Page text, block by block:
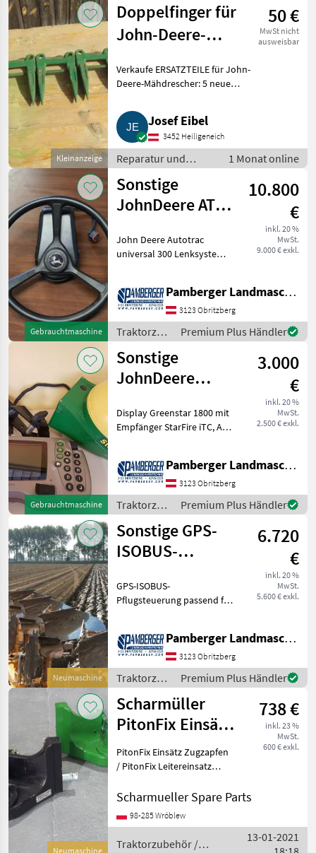
Kleinanzeige
Doppelfinger für
John-Deere-
50 €
MwSt nicht
ausweisbar
Verkaufe ERSATZTEILE für John-
Deere-Mähdrescher: 5 neue
Ersatzteil-Nummer Z11228.
Gesamtpreis € 50. Zusendung
möglich, zuzüglich Versand
Josef Eibel
3452 Heiligeneich
Reparatur und
Ersatzteile /
Sonstige Reparatur
und Ersatzteile
1 Monat online
Gebrauchtmaschine
Sonstige
JohnDeere ATU
6000
10.800
€
inkl. 20 %
MwSt.
9.000 € exkl.
John Deere Autotrac
universal 300 Lenksystem,
Signalgenauigkeit, John
Deere 4640 Monitor (26 cm
Bildschirmgrösse), A
Pamberger Landmaschinentechnik GmbH
3123 Obritzberg
Traktorzubehör
/ Sonstige
Premium Plus Händler
Gebrauchtmaschine
Sonstige
JohnDeere
mit StarFire iTC
3.000
€
inkl. 20 %
MwSt.
2.500 € exkl.
Display Greenstar 1800 mit
Empfänger StarFire iTC, A-
Spurführung/GPS
Pamberger Landmaschinentechnik GmbH
3123 Obritzberg
Traktorzubehör
/ Sonstige
Premium Plus Händler
Neumaschine
Sonstige GPS-
ISOBUS-
für Vario Pflüge
6.720
€
inkl. 20 %
MwSt.
5.600 € exkl.
GPS-ISOBUS-
Pflugsteuerung passend für
AFS700, Trimble
FM1000/FMX, Trimble
XCN2050 / TMX2050,
Trimble XCN-1050 / GFX7
Pamberger Landmaschinentechnik GmbH
3123 Obritzberg
Traktorzubehör
/ Sonstige
Premium Plus Händler
Neumaschine
Scharmüller
PitonFix Einsätz
Zugzapfen /
PitonFix Insert
738 €
inkl. 23 %
MwSt.
600 € exkl.
PitonFix Einsätz Zugzapfen
/ PitonFix Leitereinsatz
A02 / 05.6330.10-A17
Dimension 330/25/32 (Wir
haben andere Dimensionen
Scharmueller Spare Parts
98-285 Wróblew
Traktorzubehör /
13-01-2021